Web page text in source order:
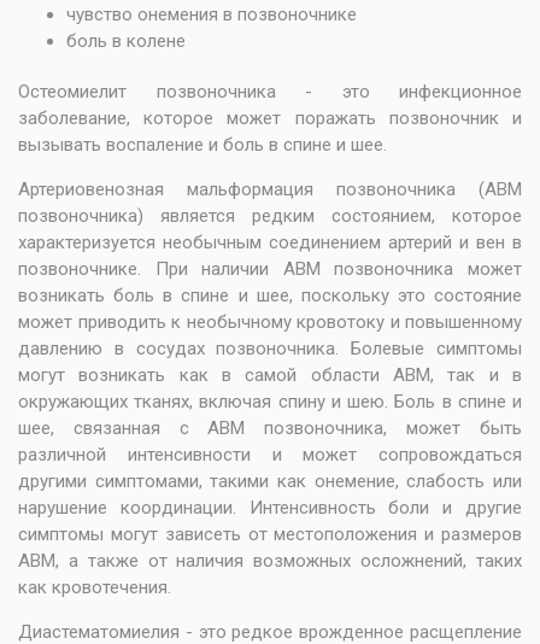
чувство онемения в позвоночнике
боль в колене
Остеомиелит позвоночника - это инфекционное
заболевание, которое может поражать позвоночник и
вызывать воспаление и боль в спине и шее.
Артериовенозная мальформация позвоночника (АВМ
позвоночника) является редким состоянием, которое
характеризуется необычным соединением артерий и вен в
позвоночнике. При наличии АВМ позвоночника может
возникать боль в спине и шее, поскольку это состояние
может приводить к необычному кровотоку и повышенному
давлению в сосудах позвоночника. Болевые симптомы
могут возникать как в самой области АВМ, так и в
окружающих тканях, включая спину и шею. Боль в спине и
шее, связанная с АВМ позвоночника, может быть
различной интенсивности и может сопровождаться
другими симптомами, такими как онемение, слабость или
нарушение координации. Интенсивность боли и другие
симптомы могут зависеть от местоположения и размеров
АВМ, а также от наличия возможных осложнений, таких
как кровотечения.
Диастематомиелия - это редкое врожденное расщепление